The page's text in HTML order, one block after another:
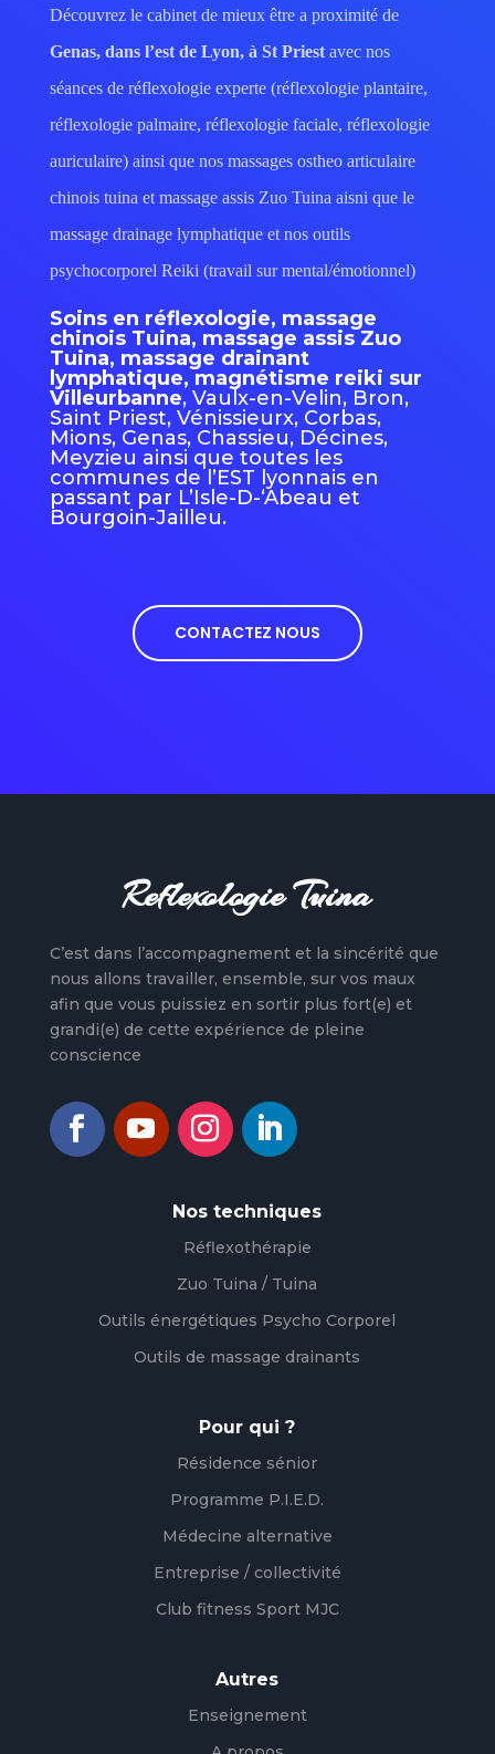
Découvrez le cabinet de mieux être a proximité de
Genas, dans l’est de Lyon, à St Priestavec nos
séances de réflexologie experte (réflexologie plantaire,
réflexologie palmaire, réflexologie faciale, réflexologie
auriculaire) ainsi que nos massages ostheo articulaire
chinois tuina et massage assis Zuo Tuina aisni que le
massage drainage lymphatique et nos outils
psychocorporel Reiki (travail sur mental/émotionnel)
Soins en réflexologie, massage
chinois Tuina, massage assis Zuo
Tuina, massage drainant
lymphatique, magnétisme reiki sur
Villeurbanne, Vaulx-en-Velin, Bron,
Saint Priest, Vénissieurx, Corbas,
Mions, Genas, Chassieu, Décines,
Meyzieu ainsi que toutes les
communes de l’EST lyonnais en
passant par L’Isle-D-‘Abeau et
Bourgoin-Jailleu.
CONTACTEZ NOUS
Reflexologie Tuina
C’est dans l’accompagnement et la sincérité que
nous allons travailler, ensemble, sur vos maux
afin que vous puissiez en sortir plus fort(e) et
grandi(e) de cette expérience de pleine
conscience
Nos techniques
Réflexothérapie
Zuo Tuina / Tuina
Outils énergétiques Psycho Corporel
Outils de massage drainants
Pour qui ?
Résidence sénior
Programme P.I.E.D.
Médecine alternative
Entreprise / collectivité
Club fitness Sport MJC
Autres
Enseignement